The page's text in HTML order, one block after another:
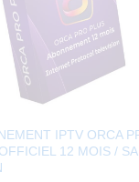
IPTV ORCA
12 MOIS /